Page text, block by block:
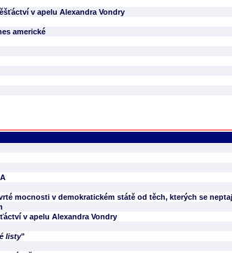
v apelu Alexandra Vondry
americké
mocnosti v demokratickém státě od těch, kterých se
v apelu Alexandra Vondry
listy"